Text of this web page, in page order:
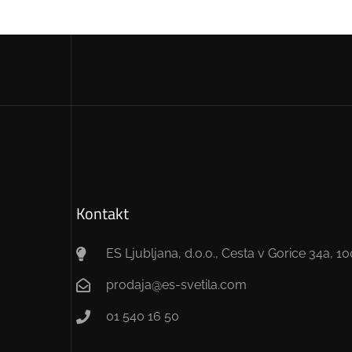
Kontakt
ES Ljubljana, d.o.o., Cesta v Gorice 34a,
prodaja@es-svetila.com
01 540 16 50